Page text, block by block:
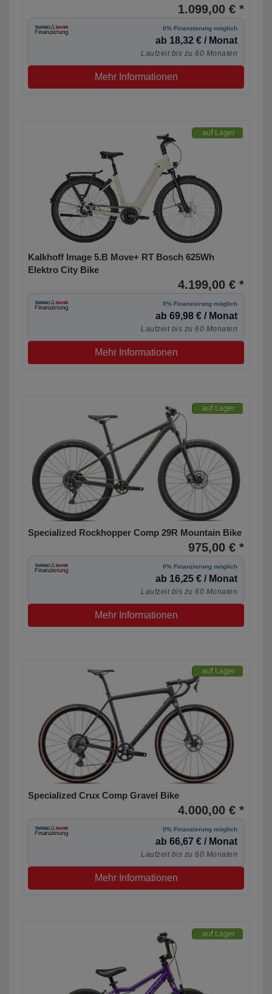
1.099,00 € *
0% Finanzierung möglich
ab 18,32 € / Monat
Laufzeit bis zu 60 Monaten
Mehr Informationen
Kalkhoff Image 5.B Move+ RT Bosch 625Wh
Elektro City Bike
4.199,00 € *
0% Finanzierung möglich
ab 69,98 € / Monat
Laufzeit bis zu 60 Monaten
Mehr Informationen
Specialized Rockhopper Comp 29R Mountain Bike
975,00 € *
0% Finanzierung möglich
ab 16,25 € / Monat
Laufzeit bis zu 60 Monaten
Mehr Informationen
Specialized Crux Comp Gravel Bike
4.000,00 € *
0% Finanzierung möglich
ab 66,67 € / Monat
Laufzeit bis zu 60 Monaten
Mehr Informationen